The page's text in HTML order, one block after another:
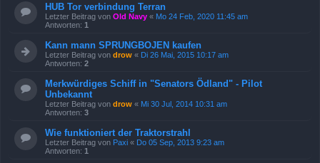
HUB Tor verbindung Terran
Letzter Beitrag von Old Navy « Mo 24 Feb, 2020 11:45 am
Antworten: 1
Kann mann SPRUNGBOJEN kaufen
Letzter Beitrag von drow « Di 26 Mai, 2015 10:17 am
Antworten: 2
Merkwürdiges Schiff in "Senators Ödland" - Pilot
Unbekannt
Letzter Beitrag von drow « Mi 30 Jul, 2014 10:31 am
Antworten: 3
Wie funktioniert der Traktorstrahl
Letzter Beitrag von Paxi « Do 05 Sep, 2013 9:23 am
Antworten: 1